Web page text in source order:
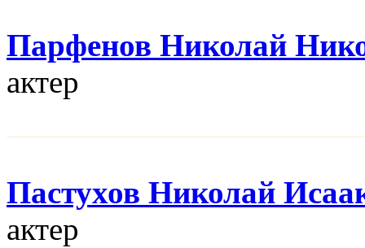
Парфенов Николай
актер
Пастухов Николай
актер